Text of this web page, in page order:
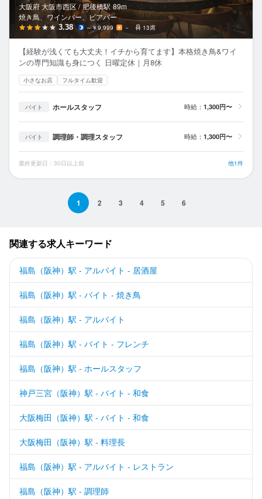
大阪府 大阪市西区 / 肥後橋駅 89m
焼き鳥、ワインバー、ビアバー
3.38 ～￥9,999 － 13席
【経験が浅くても大丈夫！イチから育てます】本格焼き鳥&ワイ
ンの専門知識も身につく 日曜定休｜月8休
小さなお店 フルタイム歓迎
バイト ホールスタッフ 時給： 1,300円〜
バイト 調理師・調理スタッフ 時給： 1,300円〜
最終更新日：30日以上前 他1件
1 2 3 4 5 6
関連する求人キーワード
福島（阪神）駅 - アルバイト - 居酒屋
福島（阪神）駅 - バイト - 焼き鳥
福島（阪神）駅 - アルバイト
福島（阪神）駅 - バイト - フレンチ
福島（阪神）駅 - ホールスタッフ
神戸三宮（阪神）駅 - バイト - 和食
大阪梅田（阪神）駅 - バイト - 和食
大阪梅田（阪神）駅 - 料理長
福島（阪神）駅 - アルバイト - レストラン
福島（阪神）駅 - 調理師